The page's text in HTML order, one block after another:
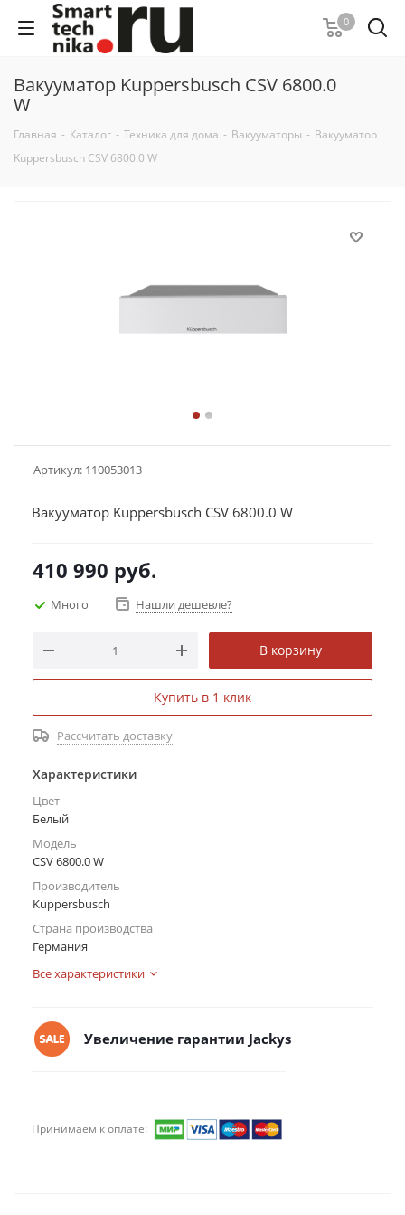
0
Вакууматор Kuppersbusch CSV 6800.0
W
Главная - Каталог - Техника для дома - Вакууматоры - Вакууматор
Kuppersbusch CSV 6800.0 W
Артикул: 110053013
Вакууматор Kuppersbusch CSV 6800.0 W
410 990 руб.
Много Нашли дешевле?
В корзину
Купить в 1 клик
Рассчитать доставку
Характеристики
Цвет
Белый
Модель
CSV 6800.0 W
Производитель
Kuppersbusch
Страна производства
Германия
Все характеристики
Увеличение гарантии Jackys
Принимаем к оплате: